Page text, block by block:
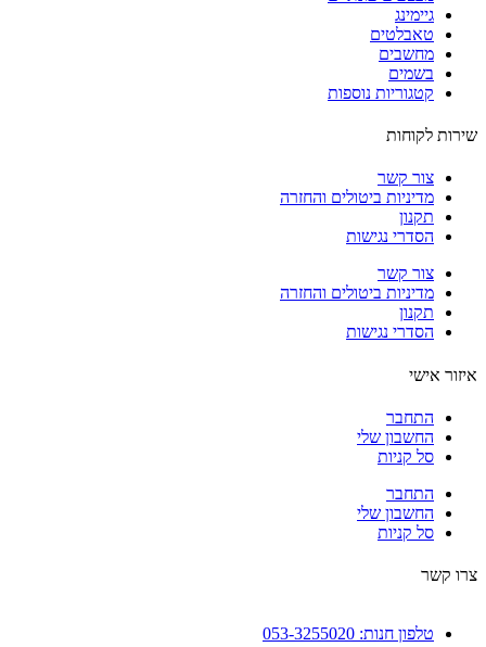
גיימינג
טאבלטים
מחשבים
בשמים
קטגוריות נוספות
לקוחות
צור קשר
מדיניות ביטולים והחזרה
תקנון
הסדרי נגישות
צור קשר
מדיניות ביטולים והחזרה
תקנון
הסדרי נגישות
אישי
התחבר
החשבון שלי
סל קניות
התחבר
החשבון שלי
סל קניות
קשר
טלפון חנות: 053-3255020